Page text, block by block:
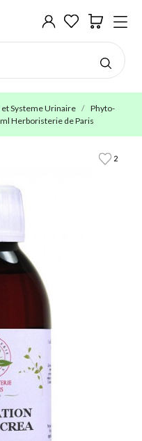
et Systeme Urinaire
Phyto-
Herboristerie de Paris
2